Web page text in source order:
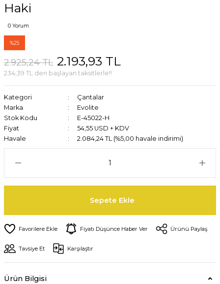
Haki
0 Yorum
%25
2.925,24 TL 2.193,93 TL
234,39 TL den başlayan taksitlerle!!
Kategori
Çantalar
Marka
Evolite
Stok Kodu
E-45022-H
Fiyat
54,55 USD + KDV
Havale
2.084,24 TL (%5,00 havale indirimi)
Sepete Ekle
Fiyatı Düşünce Haber Ver Ürünü Paylaş
Tavsiye Et Karşılaştır
Ürün Bilgisi